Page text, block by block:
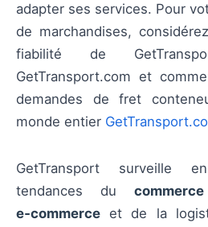
adapter ses services. Pour
de marchandises,
fiabilité de
GetTransport.com et
demandes de fret
monde entier
GetTransport surveille
tendances du
e‑commerce et de la